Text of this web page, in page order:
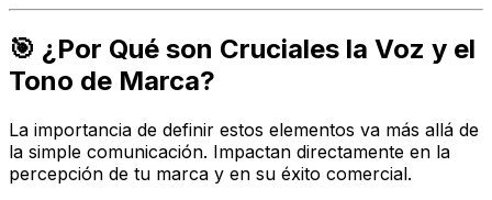
🎯 ¿Por Qué son Cruciales la Voz y el
Tono de Marca?
La importancia de definir estos elementos va más allá de
la simple comunicación. Impactan directamente en la
percepción de tu marca y en su éxito comercial.